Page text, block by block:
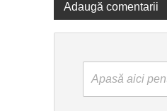
Adaugă comentarii
Apasă aici